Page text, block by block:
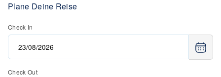
Plane Deine Reise
Check In
Check Out